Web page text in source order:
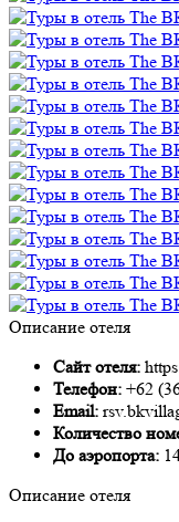
Описание отеля
Сайт отеля:
Телефон: +62
Email:
Количество
До аэропорта:
Описание отеля